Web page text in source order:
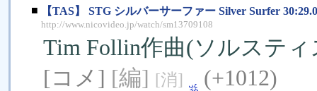
■ 【TAS】 STG シルバーサーファー Silver Surfer
http://www.nicovideo.jp/watch/sm13709108
Tim Follin作曲(ソルスティ
[コメ] [編] [消]
(+1012)